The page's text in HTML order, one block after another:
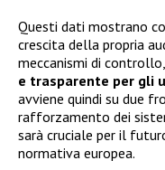
Questi dati mostrano
crescita della propria
meccanismi di
e trasparente per gli
avviene quindi su due
rafforzamento dei
sarà cruciale per il
normativa europea.